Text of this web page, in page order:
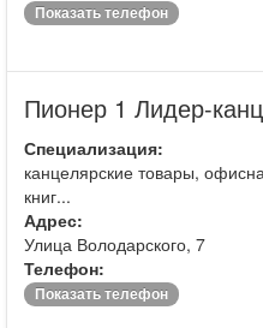
Показать телефон
Пионер 1 Лидер-канц
Специализация:
канцелярские товары,
книг...
Адрес:
Улица Володарского, 7
Телефон:
Показать телефон